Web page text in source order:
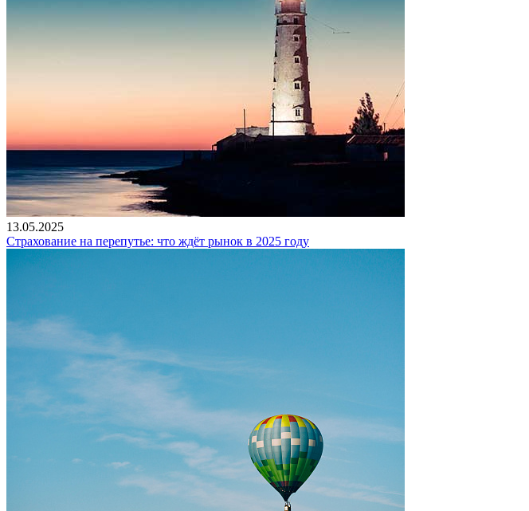
13.05.2025
Страхование на перепутье: что ждёт рынок в 2025 году